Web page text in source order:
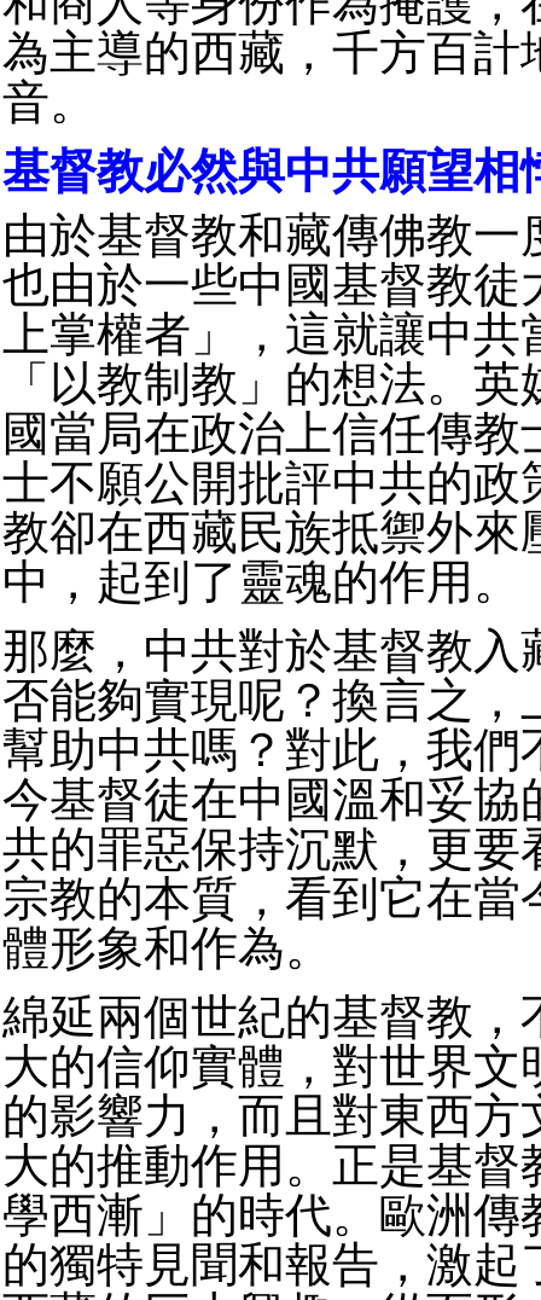
為主導的西藏，千方百計
音。
基督教必然與中共願望相
由於基督教和藏傳佛教一
也由於一些中國基督教徒
上掌權者」，這就讓中
「以教制教」的想法。
國當局在政治上信任傳教
士不願公開批評中共的政
教卻在西藏民族抵禦外來
中，起到了靈魂的作用。
那麼，中共對於基督教入
否能夠實現呢？換言之，
幫助中共嗎？對此，我們
今基督徒在中國溫和妥協
共的罪惡保持沉默，更要
宗教的本質，看到它在當
體形象和作為。
綿延兩個世紀的基督教，
大的信仰實體，對世界文
的影響力，而且對東西方
大的推動作用。正是基督
學西漸」的時代。歐洲傳
的獨特見聞和報告，激起